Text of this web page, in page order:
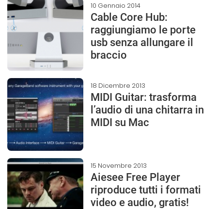
10 Gennaio 2014
Cable Core Hub:
raggiungiamo le porte
usb senza allungare il
braccio
18 Dicembre 2013
MIDI Guitar: trasforma
l’audio di una chitarra in
MIDI su Mac
15 Novembre 2013
Aiesee Free Player
riproduce tutti i formati
video e audio, gratis!